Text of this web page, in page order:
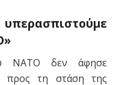
ΝΑΤΟ δεν άφησε
προς τη στάση της